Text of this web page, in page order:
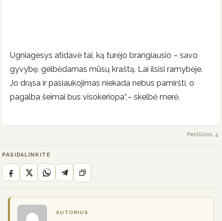
Ugniagesys atidavė tai, ką turėjo brangiausio – savo
gyvybę, gelbėdamas mūsų kraštą. Lai ilsisi ramybėje.
Jo drąsa ir pasiaukojimas niekada nebus pamiršti, o
pagalba šeimai bus visokeriopa“,– skelbė merė.
Peržiūros: 4
PASIDALINKITE
AUTORIUS